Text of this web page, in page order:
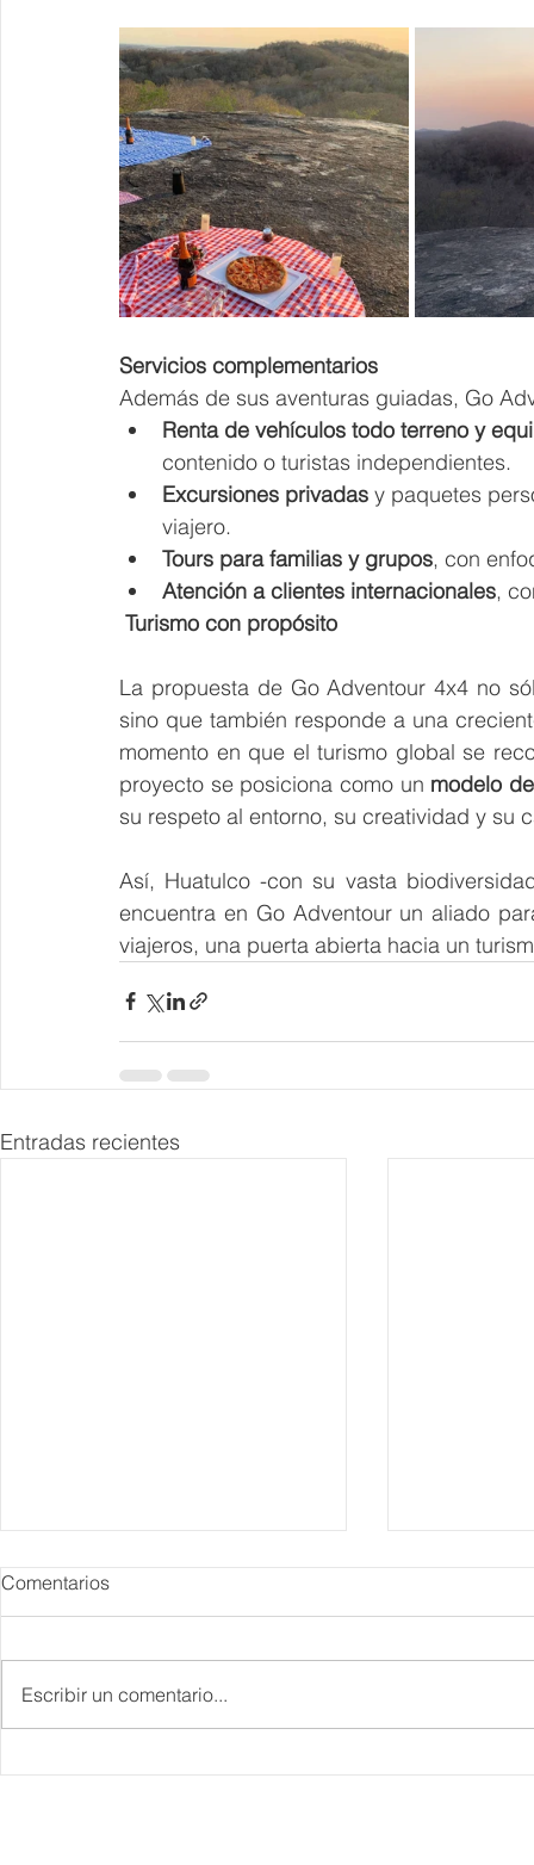
Servicios complementarios
Además de sus aventuras guiadas, Go
Renta de vehículos todo terreno y
contenido o turistas independientes.
Excursiones privadas y paquetes
viajero.
Tours para familias y grupos, con
Atención a clientes internacionales,
Turismo con propósito
La propuesta de Go Adventour 4x4 no
sino que también responde a una
momento en que el turismo global se
proyecto se posiciona como un modelo
su respeto al entorno, su creatividad y su
Así, Huatulco -con su vasta
encuentra en Go Adventour un aliado
viajeros, una puerta abierta hacia un
Entradas recientes
Comentarios
Escribir un comentario...